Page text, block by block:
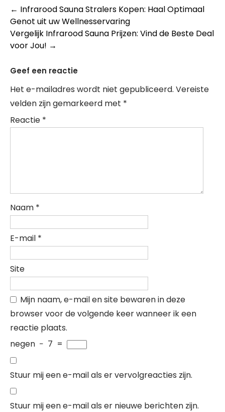
Berichtnavigatie
← Infrarood Sauna Stralers Kopen: Haal Optimaal
Genot uit uw Wellnesservaring
Vergelijk Infrarood Sauna Prijzen: Vind de Beste Deal
voor Jou! →
Geef een reactie
Het e-mailadres wordt niet gepubliceerd. Vereiste
velden zijn gemarkeerd met *
Reactie *
Naam *
E-mail *
Site
Mijn naam, e-mail en site bewaren in deze
browser voor de volgende keer wanneer ik een
reactie plaats.
negen − 7 =
Stuur mij een e-mail als er vervolgreacties zijn.
Stuur mij een e-mail als er nieuwe berichten zijn.